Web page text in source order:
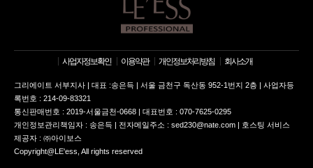
사업자정보확인 이용약관 개인정보처리방침 회사소개
그리에이트 서부지사 | 대표 :송은득 | 서울 금천구 독산동 952-1번지 2층 | 사업자등
록번호 : 214-09-83321
통신판매번호 : 2019-서울금천-0668 | 대표번호 : 070-7625-0295
개인정보관리책임자 : 송은득 | 전자메일주소 : sed230@nate.com | 호스팅 서비스
제공자 : ㈜아이보스
Copyright@LE'ess, All rights reserved